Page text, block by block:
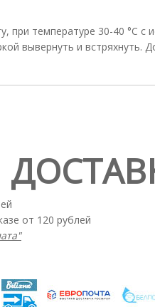
при температуре 30-40 °С с
вывернуть и встряхнуть.
от 120 рублей